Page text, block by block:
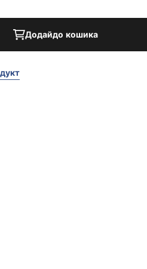
Додайдо кошика